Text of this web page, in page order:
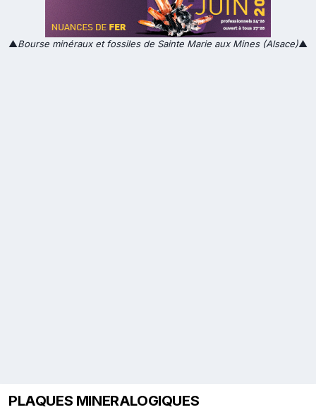
▲Bourse minéraux et fossiles de Sainte Marie aux Mines (Alsace)▲
PLAQUES MINERALOGIQUES